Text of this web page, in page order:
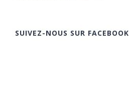
SUIVEZ-NOUS SUR FACEBOOK